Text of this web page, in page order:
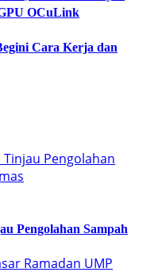
OCuLink
Cara Kerja dan
Pengolahan Sampah